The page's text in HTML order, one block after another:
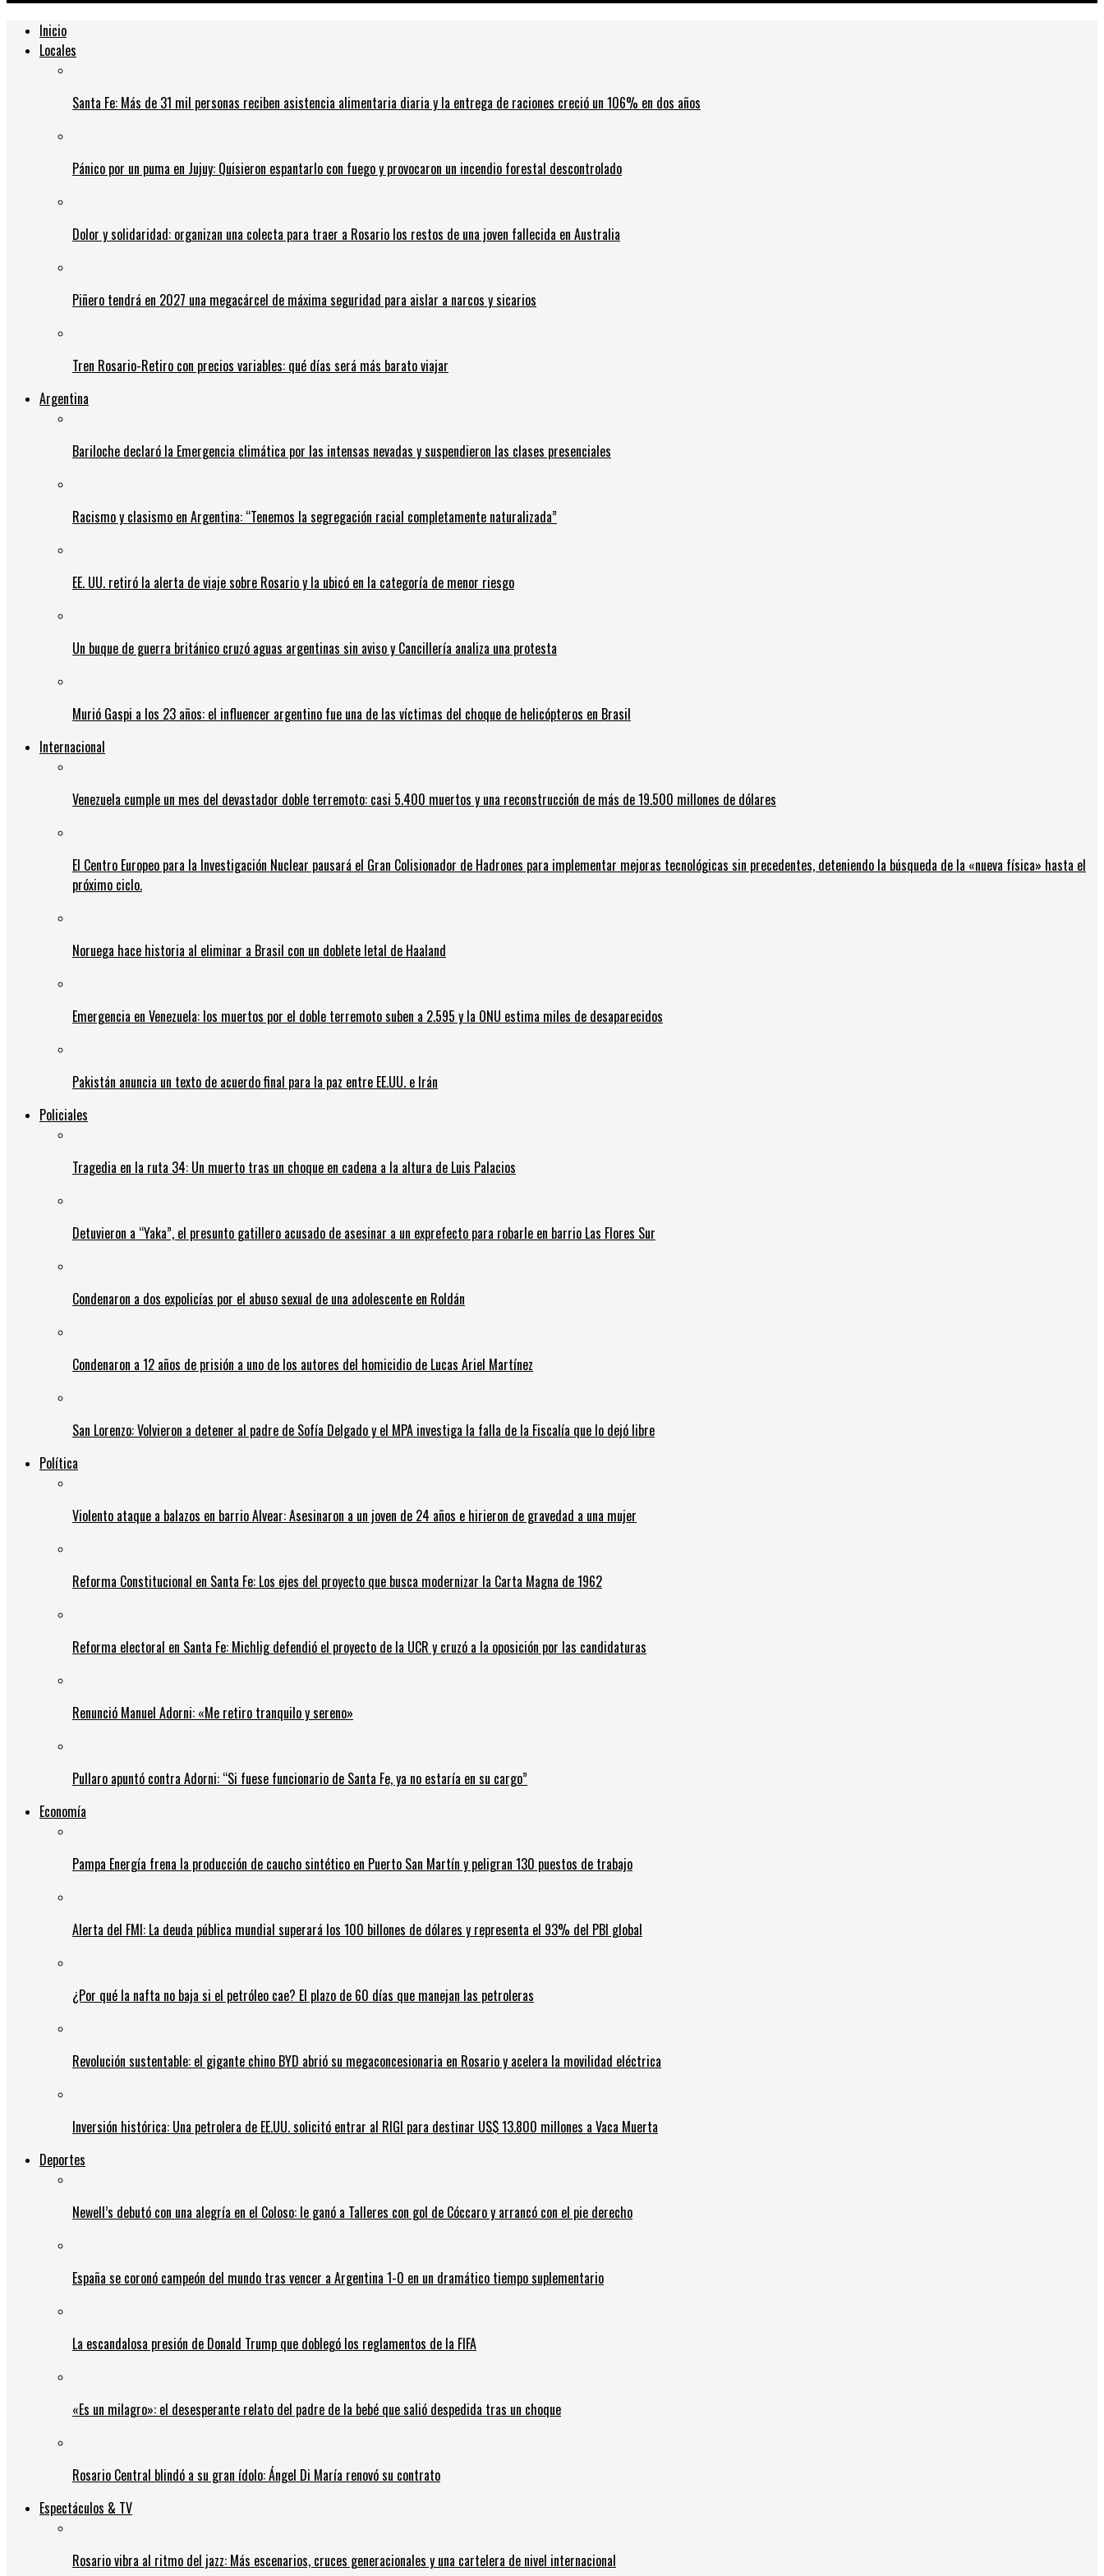
Inicio
Locales
Santa Fe: Más de 31 mil personas reciben asistencia alimentaria diaria y la entrega de raciones creció un 106% en dos años
Pánico por un puma en Jujuy: Quisieron espantarlo con fuego y provocaron un incendio forestal descontrolado
Dolor y solidaridad: organizan una colecta para traer a Rosario los restos de una joven fallecida en Australia
Piñero tendrá en 2027 una megacárcel de máxima seguridad para aislar a narcos y sicarios
Tren Rosario-Retiro con precios variables: qué días será más barato viajar
Argentina
Bariloche declaró la Emergencia climática por las intensas nevadas y suspendieron las clases presenciales
Racismo y clasismo en Argentina: “Tenemos la segregación racial completamente naturalizada”
EE. UU. retiró la alerta de viaje sobre Rosario y la ubicó en la categoría de menor riesgo
Un buque de guerra británico cruzó aguas argentinas sin aviso y Cancillería analiza una protesta
Murió Gaspi a los 23 años: el influencer argentino fue una de las víctimas del choque de helicópteros en Brasil
Internacional
Venezuela cumple un mes del devastador doble terremoto: casi 5.400 muertos y una reconstrucción de más de 19.500 millones de dólares
El Centro Europeo para la Investigación Nuclear pausará el Gran Colisionador de Hadrones para implementar mejoras tecnológicas sin precedentes, deteniendo la búsqueda de la «nueva física» hasta el
próximo ciclo.
Noruega hace historia al eliminar a Brasil con un doblete letal de Haaland
Emergencia en Venezuela: los muertos por el doble terremoto suben a 2.595 y la ONU estima miles de desaparecidos
Pakistán anuncia un texto de acuerdo final para la paz entre EE.UU. e Irán
Policiales
Tragedia en la ruta 34: Un muerto tras un choque en cadena a la altura de Luis Palacios
Detuvieron a “Yaka”, el presunto gatillero acusado de asesinar a un exprefecto para robarle en barrio Las Flores Sur
Condenaron a dos expolicías por el abuso sexual de una adolescente en Roldán
Condenaron a 12 años de prisión a uno de los autores del homicidio de Lucas Ariel Martínez
San Lorenzo: Volvieron a detener al padre de Sofía Delgado y el MPA investiga la falla de la Fiscalía que lo dejó libre
Política
Violento ataque a balazos en barrio Alvear: Asesinaron a un joven de 24 años e hirieron de gravedad a una mujer
Reforma Constitucional en Santa Fe: Los ejes del proyecto que busca modernizar la Carta Magna de 1962
Reforma electoral en Santa Fe: Michlig defendió el proyecto de la UCR y cruzó a la oposición por las candidaturas
Renunció Manuel Adorni: «Me retiro tranquilo y sereno»
Pullaro apuntó contra Adorni: “Si fuese funcionario de Santa Fe, ya no estaría en su cargo”
Economía
Pampa Energía frena la producción de caucho sintético en Puerto San Martín y peligran 130 puestos de trabajo
Alerta del FMI: La deuda pública mundial superará los 100 billones de dólares y representa el 93% del PBI global
¿Por qué la nafta no baja si el petróleo cae? El plazo de 60 días que manejan las petroleras
Revolución sustentable: el gigante chino BYD abrió su megaconcesionaria en Rosario y acelera la movilidad eléctrica
Inversión histórica: Una petrolera de EE.UU. solicitó entrar al RIGI para destinar US$ 13.800 millones a Vaca Muerta
Deportes
Newell’s debutó con una alegría en el Coloso: le ganó a Talleres con gol de Cóccaro y arrancó con el pie derecho
España se coronó campeón del mundo tras vencer a Argentina 1-0 en un dramático tiempo suplementario
La escandalosa presión de Donald Trump que doblegó los reglamentos de la FIFA
«Es un milagro»: el desesperante relato del padre de la bebé que salió despedida tras un choque
Rosario Central blindó a su gran ídolo: Ángel Di María renovó su contrato
Espectáculos & TV
Rosario vibra al ritmo del jazz: Más escenarios, cruces generacionales y una cartelera de nivel internacional